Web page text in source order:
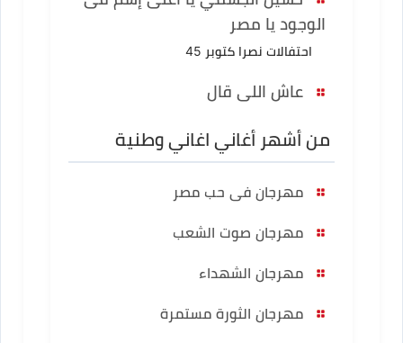
الوجود يا مصر
احتفالات نصرا كتوبر 45
عاش اللى قال
من أشهر أغاني اغاني وطنية
مهرجان فى حب مصر
مهرجان صوت الشعب
مهرجان الشهداء
مهرجان الثورة مستمرة